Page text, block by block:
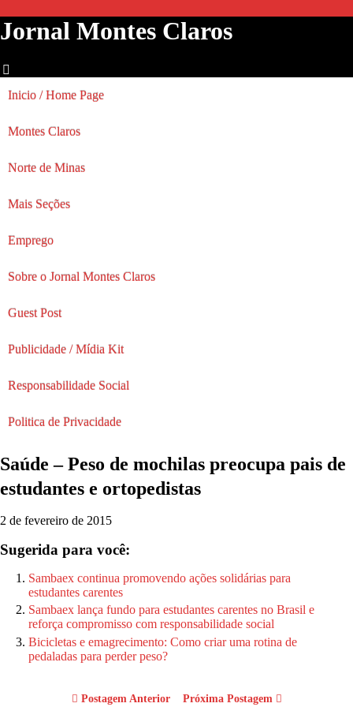
Jornal Montes Claros
Inicio / Home Page
Montes Claros
Norte de Minas
Mais Seções
Emprego
Sobre o Jornal Montes Claros
Guest Post
Publicidade / Mídia Kit
Responsabilidade Social
Politica de Privacidade
Saúde – Peso de mochilas preocupa pais de
estudantes e ortopedistas
2 de fevereiro de 2015
Sugerida para você:
Sambaex continua promovendo ações solidárias para
estudantes carentes
Sambaex lança fundo para estudantes carentes no Brasil e
reforça compromisso com responsabilidade social
Bicicletas e emagrecimento: Como criar uma rotina de
pedaladas para perder peso?
Postagem Anterior Próxima Postagem